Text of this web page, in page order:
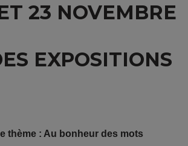
23 NOVEMBRE
EXPOSITIONS
thème : Au bonheur des mots